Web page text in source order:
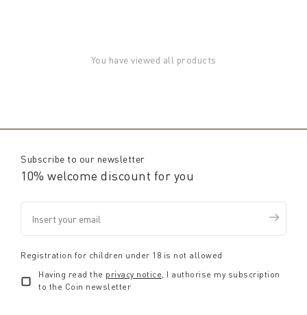
You have viewed all products
Subscribe to our newsletter
10% welcome discount for you
Registration for children under 18 is not allowed
Having read the privacy notice, I authorise my subscription
to the Coin newsletter